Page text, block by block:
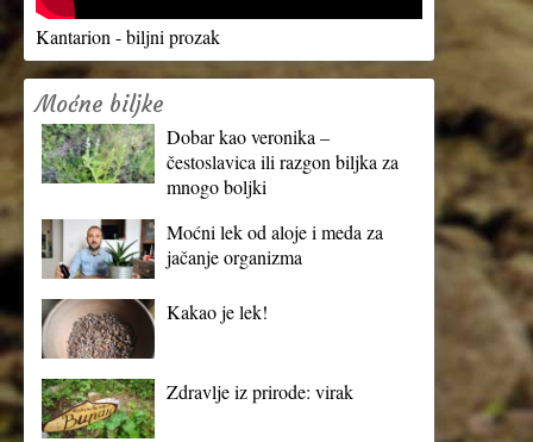
Kantarion - biljni prozak
Moćne biljke
Dobar kao veronika –
čestoslavica ili razgon biljka za
mnogo boljki
Moćni lek od aloje i meda za
jačanje organizma
Kakao je lek!
Zdravlje iz prirode: virak